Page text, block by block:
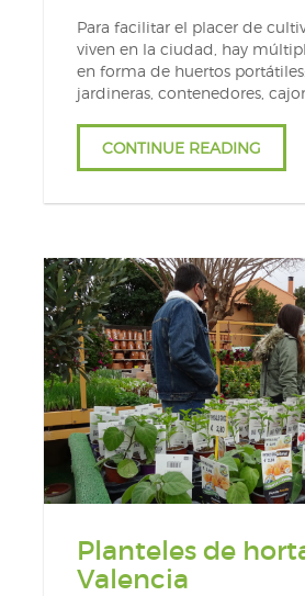
Para facilitar el placer de
viven en la ciudad, hay
en forma de huertos portátiles:
jardineras, contenedores,
CONTINUE READING
Planteles de
Valencia